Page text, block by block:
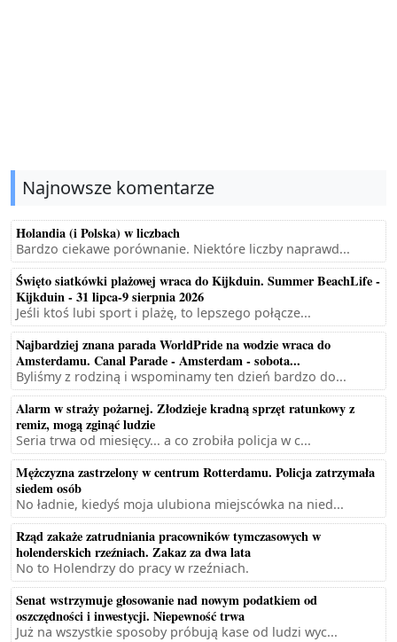
Najnowsze komentarze
Holandia (i Polska) w liczbach
Bardzo ciekawe porównanie. Niektóre liczby naprawd...
Święto siatkówki plażowej wraca do Kijkduin. Summer BeachLife -
Kijkduin - 31 lipca-9 sierpnia 2026
Jeśli ktoś lubi sport i plażę, to lepszego połącze...
Najbardziej znana parada WorldPride na wodzie wraca do
Amsterdamu. Canal Parade - Amsterdam - sobota...
Byliśmy z rodziną i wspominamy ten dzień bardzo do...
Alarm w straży pożarnej. Złodzieje kradną sprzęt ratunkowy z
remiz, mogą zginąć ludzie
Seria trwa od miesięcy... a co zrobiła policja w c...
Mężczyzna zastrzelony w centrum Rotterdamu. Policja zatrzymała
siedem osób
No ładnie, kiedyś moja ulubiona miejscówka na nied...
Rząd zakaże zatrudniania pracowników tymczasowych w
holenderskich rzeźniach. Zakaz za dwa lata
No to Holendrzy do pracy w rzeźniach.
Senat wstrzymuje głosowanie nad nowym podatkiem od
oszczędności i inwestycji. Niepewność trwa
Już na wszystkie sposoby próbują kase od ludzi wyc...